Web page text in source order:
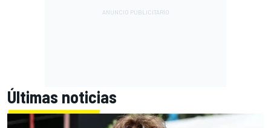
Últimas noticias